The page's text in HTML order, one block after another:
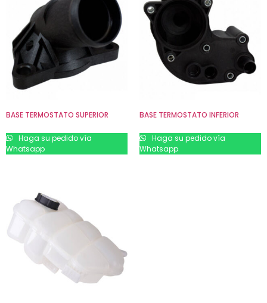
BASE TERMOSTATO SUPERIOR
Haga su pedido vía
Whatsapp
BASE TERMOSTATO INFERIOR
Haga su pedido vía
Whatsapp